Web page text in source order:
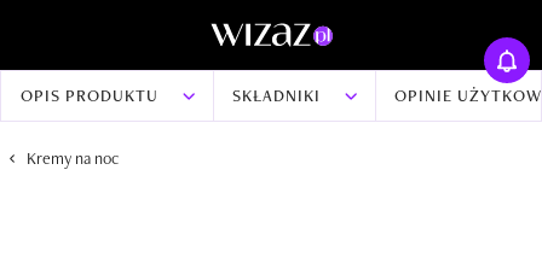
OPIS PRODUKTU SKŁADNIKI OPINIE
Kremy na noc